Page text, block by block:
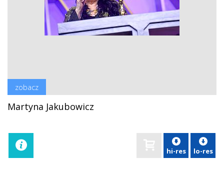
zobacz
Martyna Jakubowicz
hi-res lo-res